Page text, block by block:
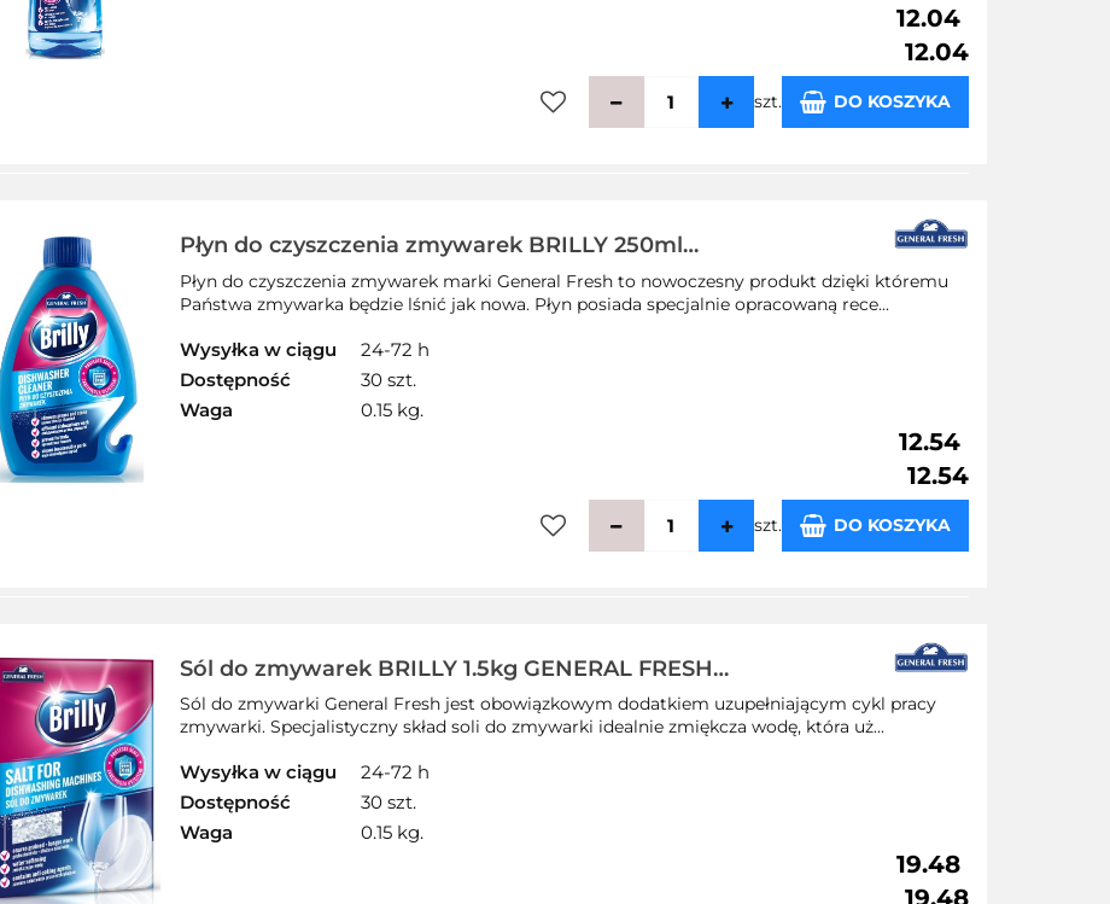
12.04
12.04
szt. DO KOSZYKA
Płyn do czyszczenia zmywarek BRILLY 250ml
GENERAL FRESH 08212
Płyn do czyszczenia zmywarek marki General Fresh to nowoczesny produkt dzięki któremu
Państwa zmywarka będzie lśnić jak nowa. Płyn posiada specjalnie opracowaną rece...
Wysyłka w ciągu
24-72 h
Dostępność
30 szt.
Waga
0.15 kg.
12.54
12.54
szt. DO KOSZYKA
Sól do zmywarek BRILLY 1.5kg GENERAL FRESH
08021
Sól do zmywarki General Fresh jest obowiązkowym dodatkiem uzupełniającym cykl pracy
zmywarki. Specjalistyczny skład soli do zmywarki idealnie zmiękcza wodę, która uż...
Wysyłka w ciągu
24-72 h
Dostępność
30 szt.
Waga
0.15 kg.
19.48
19.48